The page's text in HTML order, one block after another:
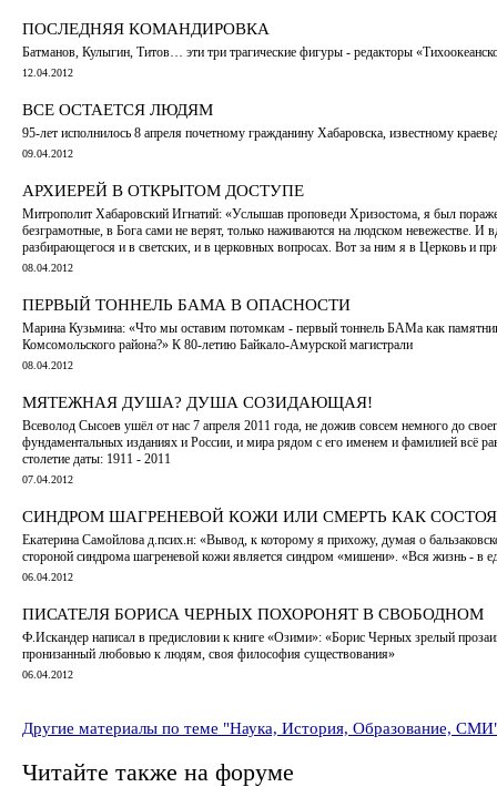
ПОСЛЕДНЯЯ КОМАНДИРОВКА
Батманов, Кулыгин, Титов… эти три трагические фигуры - редакторы
12.04.2012
ВСЕ ОСТАЕТСЯ ЛЮДЯМ
95-лет исполнилось 8 апреля почетному гражданину Хабаровска, известному
09.04.2012
АРХИЕРЕЙ В ОТКРЫТОМ ДОСТУПЕ
Митрополит Хабаровский Игнатий: «Услышав проповеди Хризостома, я был
безграмотные, в Бога сами не верят, только наживаются на людском невежестве. И
разбирающегося и в светских, и в церковных вопросах. Вот за ним я в Церковь и
08.04.2012
ПЕРВЫЙ ТОННЕЛЬ БАМА В ОПАСНОСТИ
Марина Кузьмина: «Что мы оставим потомкам - первый тоннель БАМа как
Комсомольского района?» К 80-летию Байкало-Амурской магистрали
08.04.2012
МЯТЕЖНАЯ ДУША? ДУША СОЗИДАЮЩАЯ!
Всеволод Сысоев ушёл от нас 7 апреля 2011 года, не дожив совсем немного до
фундаментальных изданиях и России, и мира рядом с его именем и фамилией всё
столетие даты: 1911 - 2011
07.04.2012
СИНДРОМ ШАГРЕНЕВОЙ КОЖИ ИЛИ СМЕРТЬ КАК
Екатерина Самойлова д.псих.н: «Вывод, к которому я прихожу, думая о
стороной синдрома шагреневой кожи является синдром «мишени». «Вся жизнь - в
06.04.2012
ПИСАТЕЛЯ БОРИСА ЧЕРНЫХ ПОХОРОНЯТ В СВОБОДНОМ
Ф.Искандер написал в предисловии к книге «Озими»: «Борис Черных зрелый
пронизанный любовью к людям, своя философия существования»
06.04.2012
Другие материалы по теме "Наука, История, Образование,
Читайте также на форуме